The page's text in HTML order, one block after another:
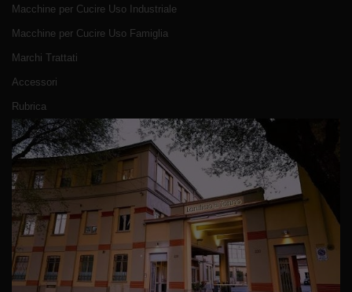
Macchine per Cucire Uso Industriale
Macchine per Cucire Uso Famiglia
Marchi Trattati
Accessori
Rubrica